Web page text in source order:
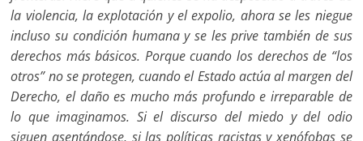
la violencia, la explotación y el expolio, ahora se les niegue
incluso su condición humana y se les prive también de sus
derechos más básicos. Porque cuando los derechos de “los
otros” no se protegen, cuando el Estado actúa al margen del
Derecho, el daño es mucho más profundo e irreparable de
lo que imaginamos. Si el discurso del miedo y del odio
siguen asentándose, si las políticas racistas y xenófobas se